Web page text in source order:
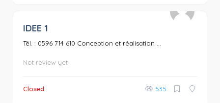
IDEE 1
Tél. : 0596 714 610 Conception et réalisation ...
Not review yet
Closed 535